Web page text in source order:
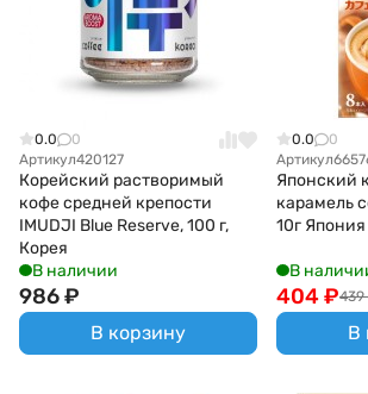
0.0
0
Артикул420127
Корейский растворимый
кофе средней крепости
IMUDJI Blue Reserve, 100 г,
Корея
В наличии
986₽
В корзину
0.0
0
Артикул
Японский
карамель
10г Япония
В
439
404₽
В